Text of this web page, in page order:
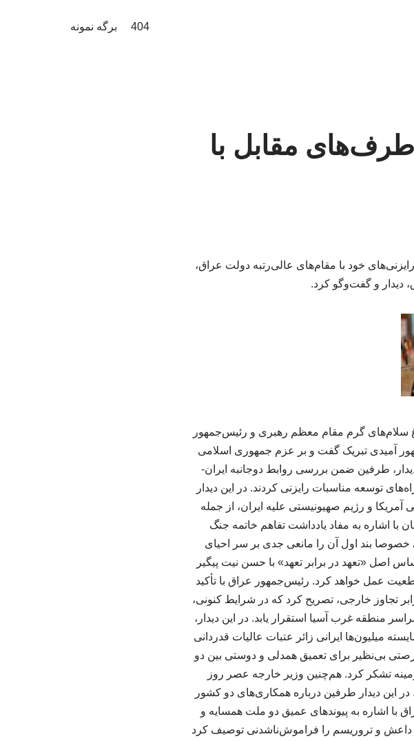
404 برگه نمونه
مقابل با
خود با مقام‌های عالی‌رتبه دولت عراق،
دیدار و گفت‌وگو کرد.
سلام‌های گرم مقام معظم رهبری و رئیس‌جمهور
آمیدی تبریک گفت و بر عزم جمهوری اسلامی
طرفین ضمن بررسی روابط دوجانبه ایران-
توسعه مناسبات رایزنی کردند. در این دیدار
و رژیم صهیونیستی علیه ایران، از جمله
با اشاره به مفاد یادداشت تفاهم خاتمه جنگ
خصوصا بند اول آن را مانعی جدی بر سر احیای
اصل «تعهد در برابر تعهد» با حسن نیت پیگیر
عمل خواهد کرد. رئیس‌جمهور عراق با تأکید
تجاوز خارجی، تصریح کرد که در شرایط کنونی،
منطقه غرب آسیا استقرار یابد. در این دیدار،
میلیون‌ها ایرانی زائر عتبات عالیات قدردانی
بی‌نظیر برای تعمیق همدلی و دوستی بین دو
تشکر کرد. هم‌چنین وزیر خارجه عصر روز
این دیدار طرفین درباره همکاری‌های دو کشور
با اشاره به پیوندهای عمیق دو ملت همسایه و
داعش و تروریسم را فراموش‌ناشدنی توصیف کرد